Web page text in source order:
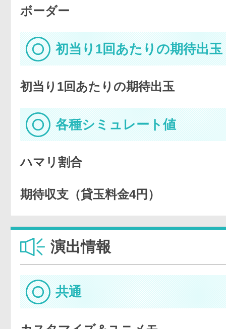
ボーダー
初当り1回あたりの期待出玉
初当り1回あたりの期待出玉
各種シミュレート値
ハマリ割合
期待収支（貸玉料金4円）
演出情報
共通